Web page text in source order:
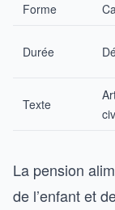
Forme
Durée
Texte
La pension
de l’enfant et